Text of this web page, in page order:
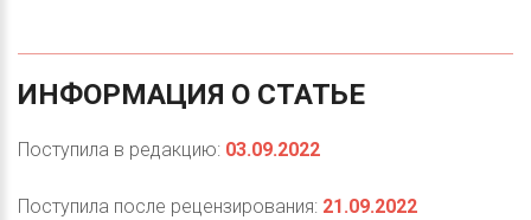
ИНФОРМАЦИЯ О СТАТЬЕ
Поступила в редакцию: 03.09.2022
Поступила после рецензирования: 21.09.2022